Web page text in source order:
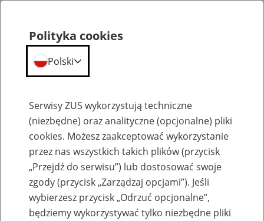
Polityka cookies
Polski
Serwisy ZUS wykorzystują techniczne
(niezbędne) oraz analityczne (opcjonalne) pliki
cookies. Możesz zaakceptować wykorzystanie
przez nas wszystkich takich plików (przycisk
„Przejdź do serwisu”) lub dostosować swoje
zgody (przycisk „Zarządzaj opcjami”). Jeśli
wybierzesz przycisk „Odrzuć opcjonalne”,
będziemy wykorzystywać tylko niezbędne pliki